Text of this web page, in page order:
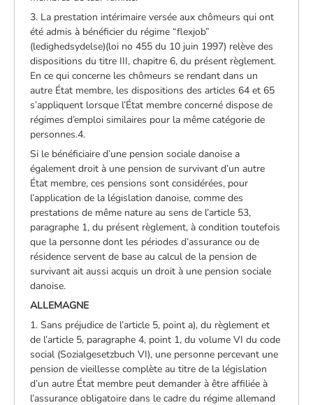
3. La prestation intérimaire versée aux chômeurs qui ont
été admis à bénéficier du régime “flexjob”
(ledighedsydelse)(loi no 455 du 10 juin 1997) relève des
dispositions du titre III, chapitre 6, du présent règlement.
En ce qui concerne les chômeurs se rendant dans un
autre État membre, les dispositions des articles 64 et 65
s’appliquent lorsque l’État membre concerné dispose de
régimes d’emploi similaires pour la même catégorie de
personnes.4.
Si le bénéficiaire d’une pension sociale danoise a
également droit à une pension de survivant d’un autre
État membre, ces pensions sont considérées, pour
l’application de la législation danoise, comme des
prestations de même nature au sens de l’article 53,
paragraphe 1, du présent règlement, à condition toutefois
que la personne dont les périodes d’assurance ou de
résidence servent de base au calcul de la pension de
survivant ait aussi acquis un droit à une pension sociale
danoise.
ALLEMAGNE
1. Sans préjudice de l’article 5, point a), du règlement et
de l’article 5, paragraphe 4, point 1, du volume VI du code
social (Sozialgesetzbuch VI), une personne percevant une
pension de vieillesse complète au titre de la législation
d’un autre État membre peut demander à être affiliée à
l’assurance obligatoire dans le cadre du régime allemand